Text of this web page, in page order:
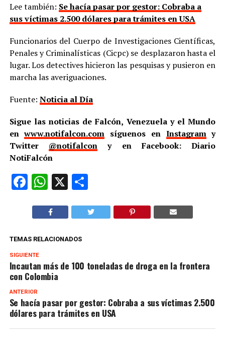
Lee también: Se hacía pasar por gestor: Cobraba a
sus víctimas 2.500 dólares para trámites en USA
Funcionarios del Cuerpo de Investigaciones Científicas,
Penales y Criminalísticas (Cicpc) se desplazaron hasta el
lugar. Los detectives hicieron las pesquisas y pusieron en
marcha las averiguaciones.
Fuente: Noticia al Día
Sigue las noticias de Falcón, Venezuela y el Mundo
enwww.notifalcon.com síguenos en Instagramy
Twitter @notifalcon y en Facebook: Diario
NotiFalcón
Facebook
WhatsApp
X Compartir
TEMAS RELACIONADOS
SIGUIENTE
Incautan más de 100 toneladas de droga en la frontera
con Colombia
ANTERIOR
Se hacía pasar por gestor: Cobraba a sus víctimas 2.500
dólares para trámites en USA